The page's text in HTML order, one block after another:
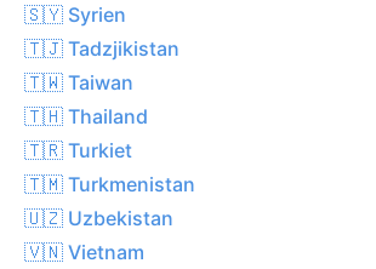
🇸🇾 Syrien
🇹🇯 Tadzjikistan
🇹🇼 Taiwan
🇹🇭 Thailand
🇹🇷 Turkiet
🇹🇲 Turkmenistan
🇺🇿 Uzbekistan
🇻🇳 Vietnam